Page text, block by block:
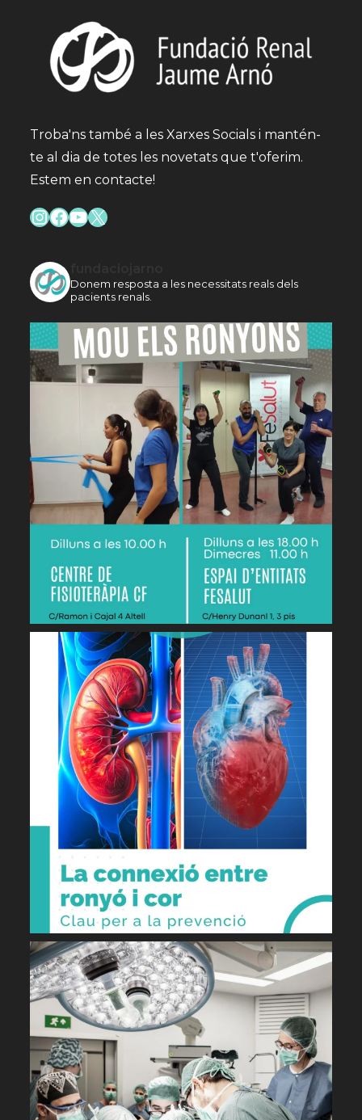
Troba'ns també a les Xarxes Socials i mantén-
te al dia de totes les novetats que t'oferim.
Estem en contacte!
Instagram
Facebook
YouTube
X
Donem resposta a les necessitats reals dels
pacients renals.